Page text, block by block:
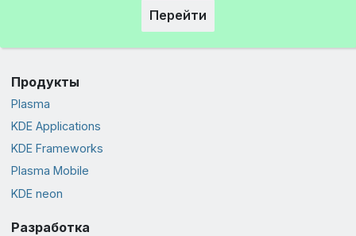
Перейти
Продукты
Plasma
KDE Applications
KDE Frameworks
Plasma Mobile
KDE neon
Разработка